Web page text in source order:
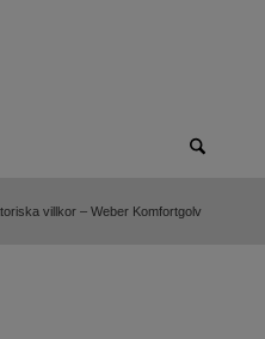
villkor – Weber Komfortgolv